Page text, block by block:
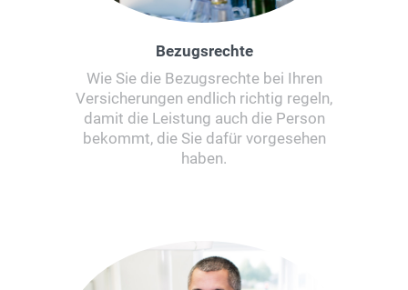
Bezugsrechte
Wie Sie die Bezugsrechte bei Ihren
Versicherungen endlich richtig regeln,
damit die Leistung auch die Person
bekommt, die Sie dafür vorgesehen
haben.